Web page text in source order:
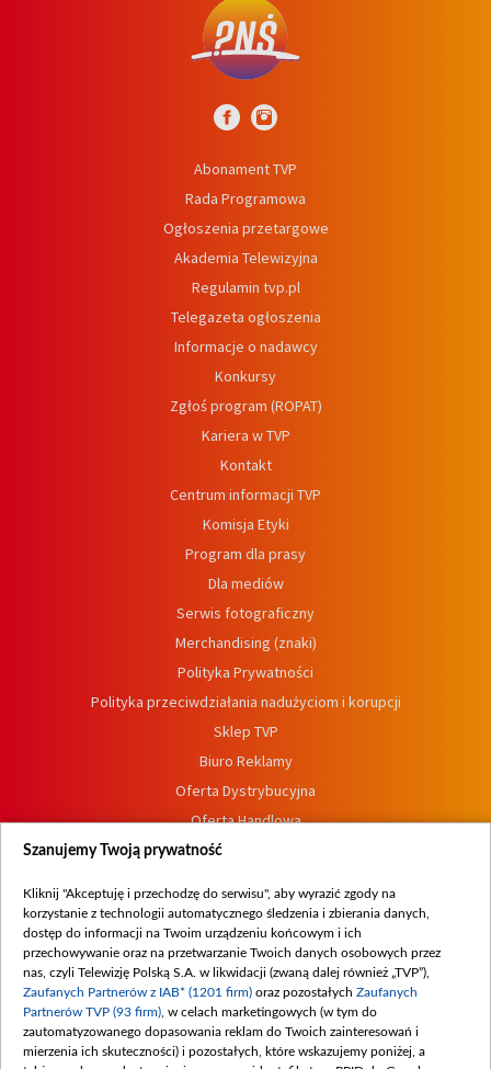
Abonament TVP
Rada Programowa
Ogłoszenia przetargowe
Akademia Telewizyjna
Regulamin tvp.pl
Telegazeta ogłoszenia
Informacje o nadawcy
Konkursy
Zgłoś program (ROPAT)
Kariera w TVP
Kontakt
Centrum informacji TVP
Komisja Etyki
Program dla prasy
Dla mediów
Serwis fotograficzny
Merchandising (znaki)
Polityka Prywatności
Polityka przeciwdziałania nadużyciom i korupcji
Sklep TVP
Biuro Reklamy
Oferta Dystrybucyjna
Oferta Handlowa
Dostępność
Procedura zgłoszeń wewnętrznych
Szanujemy Twoją prywatność
Kliknij "Akceptuję i przechodzę do serwisu", aby wyrazić zgody na
korzystanie z technologii automatycznego śledzenia i zbierania danych,
dostęp do informacji na Twoim urządzeniu końcowym i ich
przechowywanie oraz na przetwarzanie Twoich danych osobowych przez
nas, czyli Telewizję Polską S.A. w likwidacji (zwaną dalej również „TVP”),
Zaufanych Partnerów z IAB* (1201 firm) oraz pozostałych Zaufanych
Partnerów TVP (93 firm) , w celach marketingowych (w tym do
zautomatyzowanego dopasowania reklam do Twoich zainteresowań i
mierzenia ich skuteczności) i pozostałych, które wskazujemy poniżej, a